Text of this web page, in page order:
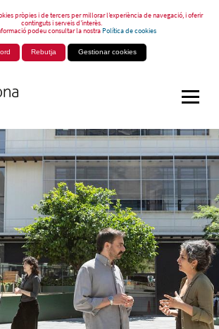
pròpies i de tercers per millorar l’experiència de navegació, i oferir
continguts i serveis d’interès.
podeu consultar la nostraPolítica de cookies
Rebutja Gestionar cookies